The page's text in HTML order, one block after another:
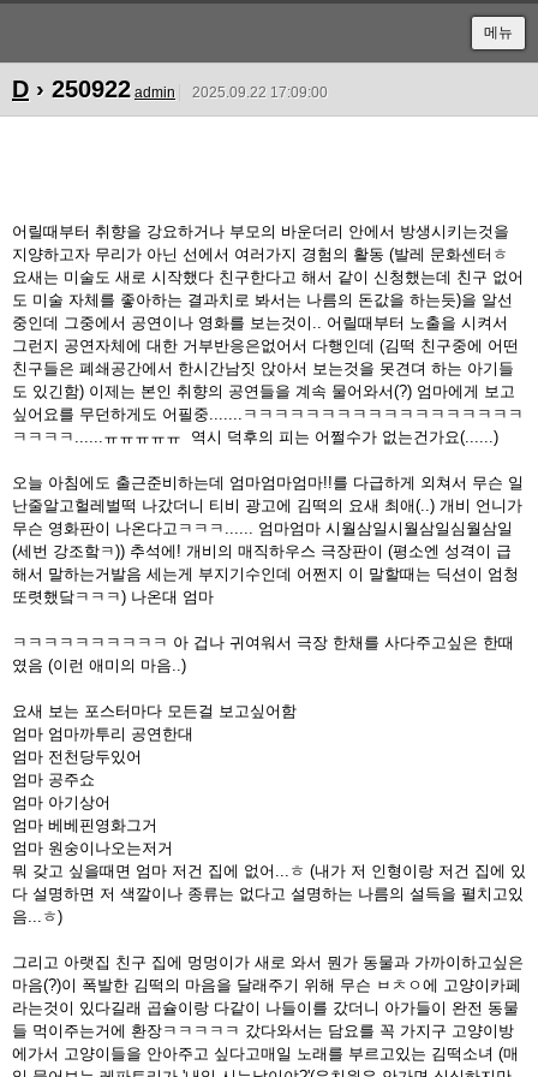
메뉴
D › 250922 admin 2025.09.22 17:09:00
어릴때부터 취향을 강요하거나 부모의 바운더리 안에서 방생시키는것을
지양하고자 무리가 아닌 선에서 여러가지 경험의 활동 (발레 문화센터ㅎ
요새는 미술도 새로 시작했다 친구한다고 해서 같이 신청했는데 친구 없어
도 미술 자체를 좋아하는 결과치로 봐서는 나름의 돈값을 하는듯)을 알선
중인데 그중에서 공연이나 영화를 보는것이.. 어릴때부터 노출을 시켜서
그런지 공연자체에 대한 거부반응은없어서 다행인데 (김떡 친구중에 어떤
친구들은 폐쇄공간에서 한시간남짓 앉아서 보는것을 못견뎌 하는 아기들
도 있긴함) 이제는 본인 취향의 공연들을 계속 물어와서(?) 엄마에게 보고
싶어요를 무던하게도 어필중.......ㅋㅋㅋㅋㅋㅋㅋㅋㅋㅋㅋㅋㅋㅋㅋㅋㅋㅋ
ㅋㅋㅋㅋ......ㅠㅠㅠㅠㅠ 역시 덕후의 피는 어쩔수가 없는건가요(......)
오늘 아침에도 출근준비하는데 엄마엄마엄마!!를 다급하게 외쳐서 무슨 일
난줄알고헐레벌떡 나갔더니 티비 광고에 김떡의 요새 최애(..) 개비 언니가
무슨 영화판이 나온다고ㅋㅋㅋ...... 엄마엄마 시월삼일시월삼일심월삼일
(세번 강조핰ㅋ)) 추석에! 개비의 매직하우스 극장판이 (평소엔 성격이 급
해서 말하는거발음 세는게 부지기수인데 어쩐지 이 말할때는 딕션이 엄청
또렷했닼ㅋㅋㅋ) 나온대 엄마
ㅋㅋㅋㅋㅋㅋㅋㅋㅋㅋ 아 겁나 귀여워서 극장 한채를 사다주고싶은 한때
였음 (이런 애미의 마음..)
요새 보는 포스터마다 모든걸 보고싶어함
엄마 엄마까투리 공연한대
엄마 전천당두있어
엄마 공주쇼
엄마 아기상어
엄마 베베핀영화그거
엄마 원숭이나오는저거
뭐 갖고 싶을때면 엄마 저건 집에 없어...ㅎ (내가 저 인형이랑 저건 집에 있
다 설명하면 저 색깔이나 종류는 없다고 설명하는 나름의 설득을 펼치고있
음...ㅎ)
그리고 아랫집 친구 집에 멍멍이가 새로 와서 뭔가 동물과 가까이하고싶은
마음(?)이 폭발한 김떡의 마음을 달래주기 위해 무슨 ㅂㅊㅇ에 고양이카페
라는것이 있다길래 곱슐이랑 다같이 나들이를 갔더니 아가들이 완전 동물
들 먹이주는거에 환장ㅋㅋㅋㅋㅋ 갔다와서는 담요를 꼭 가지구 고양이방
에가서 고양이들을 안아주고 싶다고매일 노래를 부르고있는 김떡소녀 (매